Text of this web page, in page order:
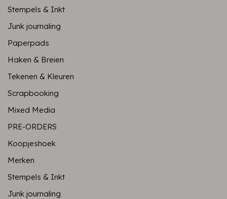
Stempels & Inkt
Junk journaling
Paperpads
Haken & Breien
Tekenen & Kleuren
Scrapbooking
Mixed Media
PRE-ORDERS
Koopjeshoek
Merken
Stempels & Inkt
Junk journaling